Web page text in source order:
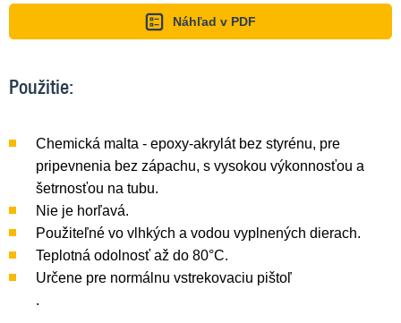
Náhľad v PDF
Použitie:
Chemická malta - epoxy-akrylát bez styrénu, pre
pripevnenia bez zápachu, s vysokou výkonnosťou a
šetrnosťou na tubu.
Nie je horľavá.
Použiteľné vo vlhkých a vodou vyplnených dierach.
Teplotná odolnosť až do 80°C.
Určene pre normálnu vstrekovaciu pištoľ
.